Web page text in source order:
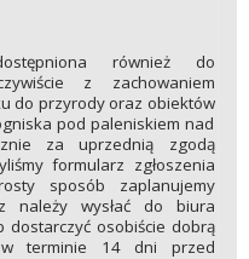
również do
z zachowaniem
do przyrody oraz obiektów
pod paleniskiem nad
za uprzednią zgodą
formularz zgłoszenia
sposób zaplanujemy
należy wysłać do biura
dostarczyć osobiście dobrą
terminie 14 dni przed